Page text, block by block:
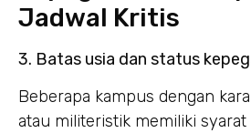
Jadwal Kritis
3. Batas usia dan status
Beberapa kampus dengan
atau militeristik memiliki syarat